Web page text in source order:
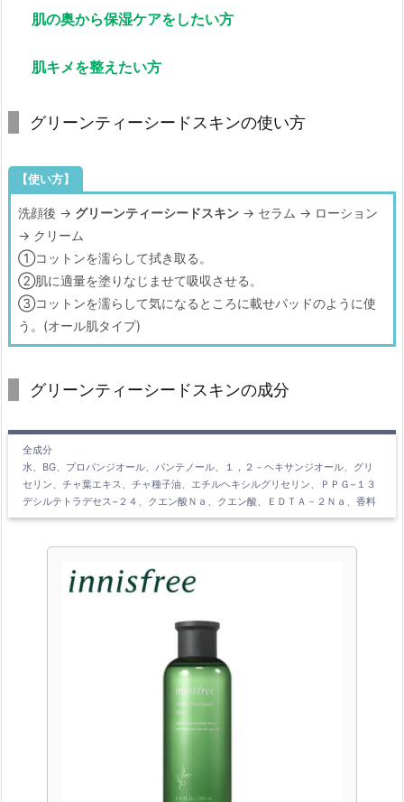
肌の奥から保湿ケアをしたい方
肌キメを整えたい方
グリーンティーシードスキンの使い方
【使い方】
洗顔後 → グリーンティーシードスキン → セラム → ローション
→ クリーム
①コットンを濡らして拭き取る。
②肌に適量を塗りなじませて吸収させる。
③コットンを濡らして気になるところに載せパッドのように使
う。(オール肌タイプ)
グリーンティーシードスキンの成分
全成分
水、BG、プロパンジオール、パンテノール、１，２－ヘキサンジオール、グリ
セリン、チャ葉エキス、チャ種子油、エチルヘキシルグリセリン、ＰＰＧ−１３
デシルテトラデセス−２４、クエン酸Ｎａ、クエン酸、ＥＤＴＡ－２Ｎａ、香料